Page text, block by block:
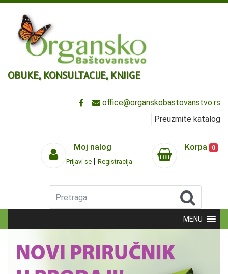
OBUKE, KONSULTACIJE, KNJIGE
office@organskobastovanstvo.rs
Preuzmite katalog
Moj nalog
Prijavi se | Registracija
Korpa 0
Pretraga
MENU